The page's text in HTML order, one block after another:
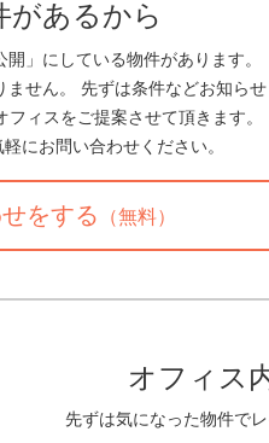
があるから
」にしている物件があります。
ません。 先ずは条件などお知らせ
ィスをご提案させて頂きます。
にお問い合わせください。
をする （無料）
オフィス
先ずは気になった物件で